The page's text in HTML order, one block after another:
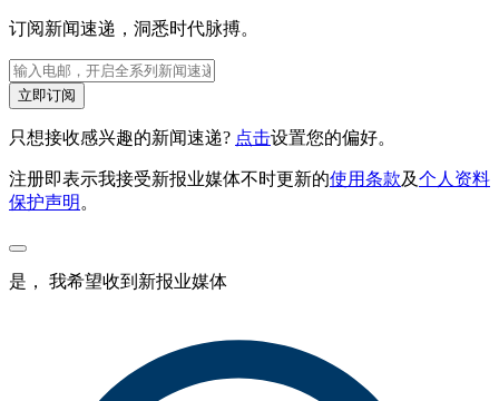
订阅新闻速递，洞悉时代脉搏。
立即订阅
只想接收感兴趣的新闻速递? 点击设置您的偏好。
注册即表示我接受新报业媒体不时更新的使用条款及个人资料
保护声明 。
是， 我希望收到新报业媒体